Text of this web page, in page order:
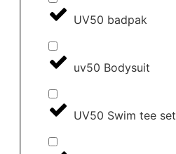
UV50 badpak
uv50 Bodysuit
UV50 Swim tee set